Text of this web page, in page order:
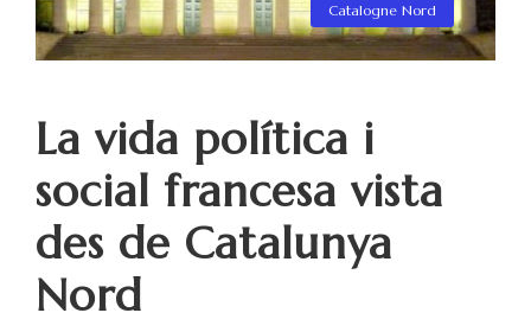
Catalogne Nord
La vida política i
social francesa vista
des de Catalunya
Nord